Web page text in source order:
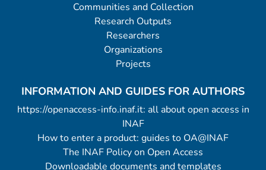
Communities and Collection
Research Outputs
Researchers
Organizations
Projects
INFORMATION AND GUIDES FOR AUTHORS
https://openaccess-info.inaf.it: all about open access in
INAF
How to enter a product: guides to OA@INAF
The INAF Policy on Open Access
Downloadable documents and templates